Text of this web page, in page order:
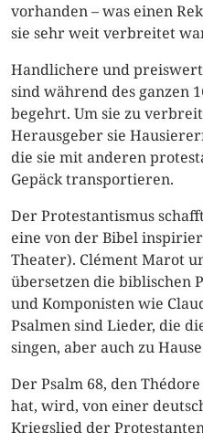
vorhanden – was einen
sie sehr weit verbreitet
Handlichere und
sind während des ganzen
begehrt. Um sie zu
Herausgeber sie
die sie mit anderen
Gepäck transportieren.
Der Protestantismus
eine von der Bibel
Theater). Clément Marot
übersetzen die biblischen
und Komponisten wie
Psalmen sind Lieder, die
singen, aber auch zu
Der Psalm 68, den
hat, wird, von einer
Kriegslied der